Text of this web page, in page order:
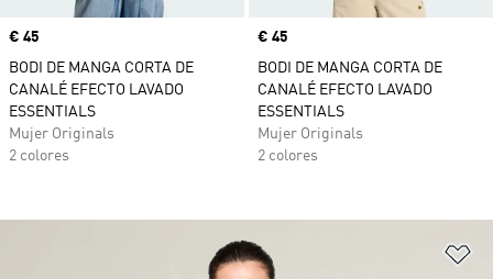
Precio
€ 45
BODI DE MANGA CORTA DE
CANALÉ EFECTO LAVADO
ESSENTIALS
Mujer Originals
2 colores
Precio
€ 45
BODI DE MANGA CORTA DE
CANALÉ EFECTO LAVADO
ESSENTIALS
Mujer Originals
2 colores